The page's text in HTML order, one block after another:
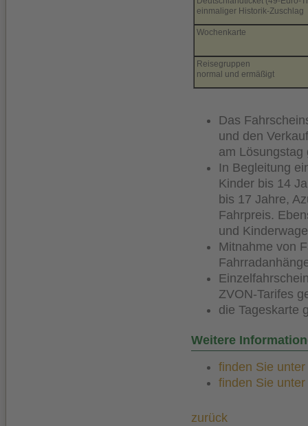
einmaliger Historik-Zuschlag
Wochenkarte
Reisegruppen
normal und ermäßigt
Das
und den
am Lösungstag
In Begleitung
Kinder bis 14
bis 17 Jahre,
Fahrpreis.
und
Mitnahme von
ZVON-Tarifes
die Tageskarte
Weitere
finden Sie
finden Sie
zurück